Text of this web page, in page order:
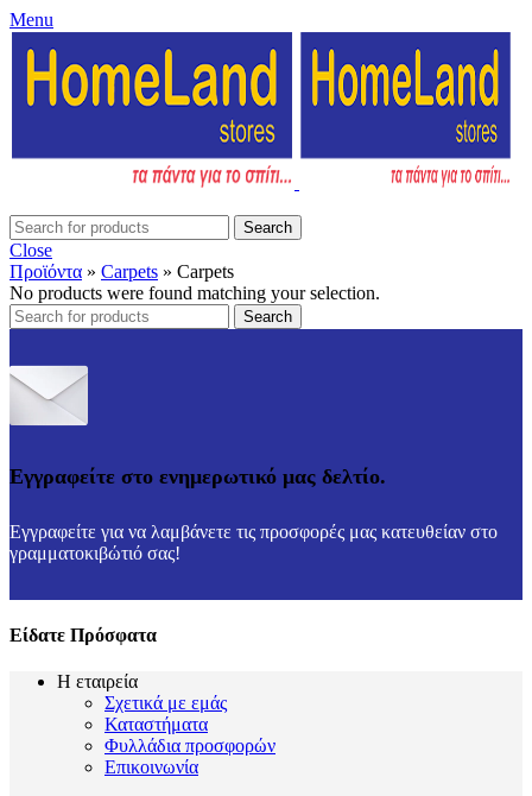
Menu
Search
Close
Προϊόντα » Carpets » Carpets
No products were found matching your selection.
Search
Εγγραφείτε στο ενημερωτικό μας δελτίο.
Εγγραφείτε για να λαμβάνετε τις προσφορές μας κατευθείαν στο
γραμματοκιβώτιό σας!
Είδατε Πρόσφατα
Η εταιρεία
Σχετικά με εμάς
Καταστήματα
Φυλλάδια προσφορών
Επικοινωνία